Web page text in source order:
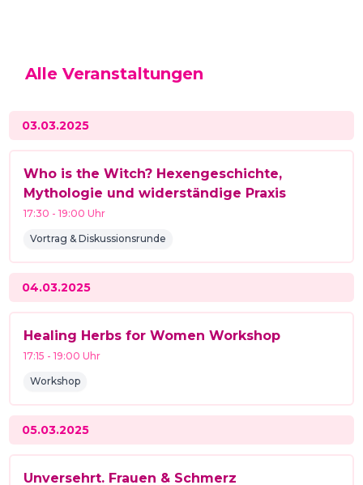
Alle Veranstaltungen
03.03.2025
Who is the Witch? Hexengeschichte,
Mythologie und widerständige Praxis
17:30 -19:00 Uhr
Vortrag & Diskussionsrunde
04.03.2025
Healing Herbs for Women Workshop
17:15 -19:00 Uhr
Workshop
05.03.2025
Unversehrt. Frauen & Schmerz